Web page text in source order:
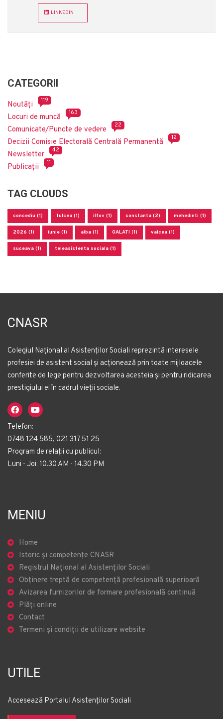
LINKEDIN
CATEGORII
Noutăți 119
Locuri de muncă 163
Comunicate/Puncte de vedere 22
Decizii Comisie Electorală Centrală Permanentă 12
Newsletter 42
Publicații 11
TAG CLOUDS
concediu (1) tulcea (1) ilfov (1) constanta (2) mehedinti (1)
2026 (1) iunie (1) alba (1) GALATI (1) valcea (1)
suceava (1) teleasistenta sociala (1)
CNASR
Colegiul Național al Asistenților Sociali reprezintă interesele
profesiei de asistent social și acționează prin toate mijloacele
conferite de lege pentru dezvoltarea acesteia și pentru ridicarea
prestigiului ei în cadrul vieții sociale.
Telefon:
0748 124 585, 021 317 51 25
Program de relații cu publicul:
Luni - Joi: 10.30 AM - 14.30 PM
MENIU
Home
Istoric și competențe CNASR
Registrul Național al Asistenților Sociali
Obținere treptă de competență profesională superioară
Avizarea furnizorilor de formare profesională continuă
Plăți online
Contact
Termeni și condiții de utilizare website
UTILE
Accesează Portalul Asistenților Sociali